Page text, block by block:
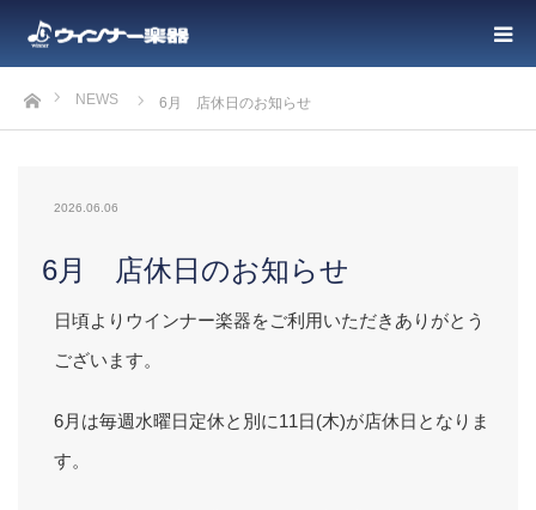
ホームNEWS 6月 店休日のお知らせ
2026.06.06
6月 店休日のお知らせ
日頃よりウインナー楽器をご利用いただきありがとう
ございます。
6月は毎週水曜日定休と別に11日(木)が店休日となりま
す。